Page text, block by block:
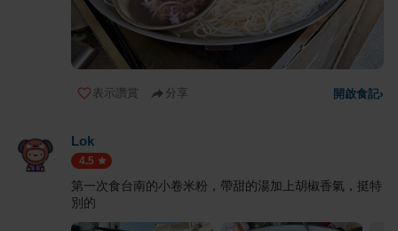
表示讚賞 分享 開啟食記›
Lok
4.5
第一次食台南的小卷米粉，帶甜的湯加上胡椒香氣，挺特
別的